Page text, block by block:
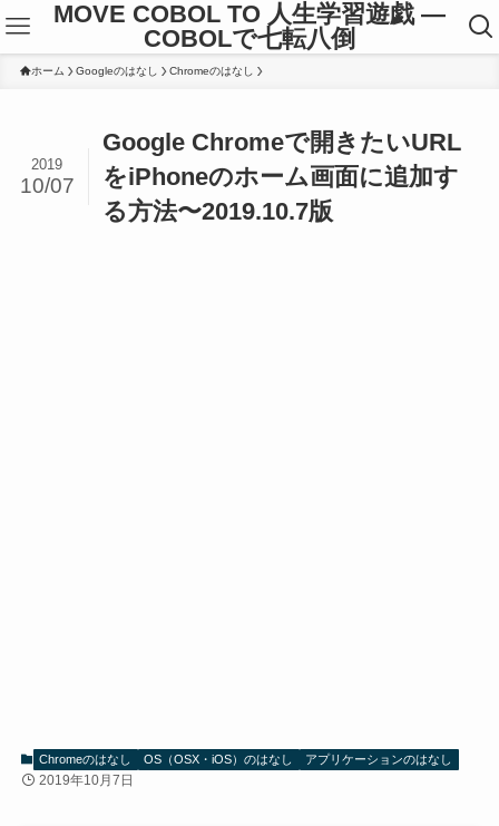
MOVE COBOL TO 人生学習遊戯 ―
COBOLで七転八倒
ホーム Googleのはなし Chromeのはなし
Google Chromeで開きたいURL
をiPhoneのホーム画面に追加す
る方法〜2019.10.7版
2019
10/07
Chromeのはなし OS（OSX・iOS）のはなし アプリケーションのはなし
2019年10月7日